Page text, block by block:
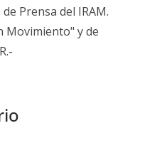
Prensa del IRAM.
Movimiento" y de